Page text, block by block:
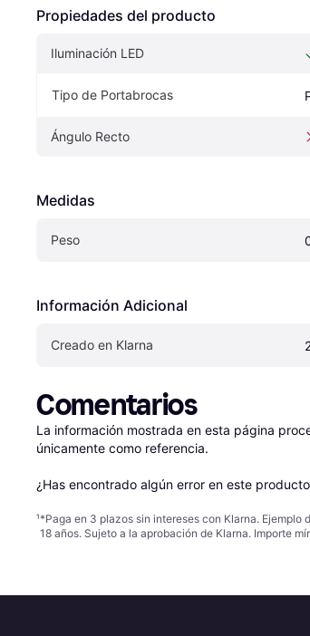
Propiedades del producto
Iluminación LED
Tipo de Portabrocas
Ángulo Recto
Medidas
Peso
Información Adicional
Creado en Klarna
Comentarios
La información mostrada en esta página
únicamente como referencia.
¿Has encontrado algún error en este
¹*Paga en 3 plazos sin intereses con Klarna. Ejemplo
18 años. Sujeto a la aprobación de Klarna. Importe